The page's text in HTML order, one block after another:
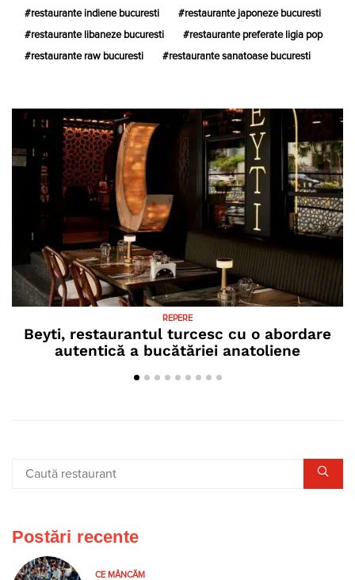
restaurante indiene bucuresti restaurante japoneze bucuresti
restaurante libaneze bucuresti restaurante preferate ligia pop
restaurante raw bucuresti restaurante sanatoase bucuresti
REPERE
Beyti, restaurantul turcesc cu o abordare
autentică a bucătăriei anatoliene
Postări recente
CE MÂNCĂM